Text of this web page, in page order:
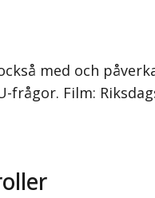
med och
frågor. Film: